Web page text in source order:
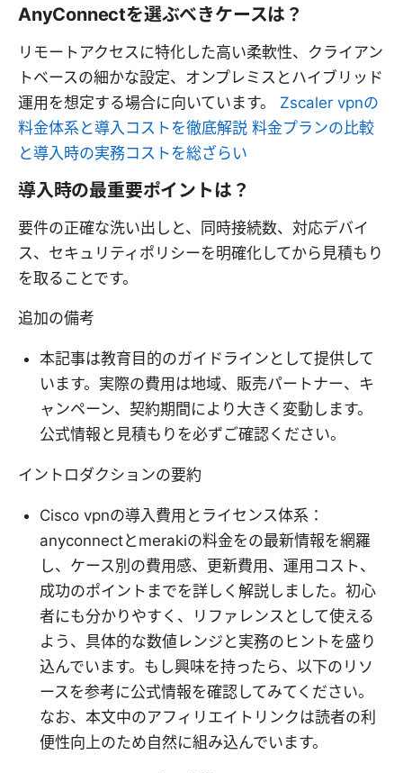
AnyConnectを選ぶべきケースは？
リモートアクセスに特化した高い柔軟性、クライアン
トベースの細かな設定、オンプレミスとハイブリッド
運用を想定する場合に向いています。 Zscaler vpnの
料金体系と導入コストを徹底解説 料金プランの比較
と導入時の実務コストを総ざらい
導入時の最重要ポイントは？
要件の正確な洗い出しと、同時接続数、対応デバイ
ス、セキュリティポリシーを明確化してから見積もり
を取ることです。
追加の備考
本記事は教育目的のガイドラインとして提供して
います。実際の費用は地域、販売パートナー、キ
ャンペーン、契約期間により大きく変動します。
公式情報と見積もりを必ずご確認ください。
イントロダクションの要約
Cisco vpnの導入費用とライセンス体系：
anyconnectとmerakiの料金をの最新情報を網羅
し、ケース別の費用感、更新費用、運用コスト、
成功のポイントまでを詳しく解説しました。初心
者にも分かりやすく、リファレンスとして使える
よう、具体的な数値レンジと実務のヒントを盛り
込んでいます。もし興味を持ったら、以下のリソ
ースを参考に公式情報を確認してみてください。
なお、本文中のアフィリエイトリンクは読者の利
便性向上のため自然に組み込んでいます。